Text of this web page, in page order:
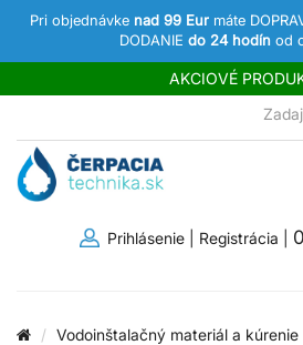
Pri objednávke nad 99 Eur máte
DODANIE do 24 hodín od
AKCIOVÉ
Prihlásenie Registrácia
Vodoinštalačný materiál a kúrenie